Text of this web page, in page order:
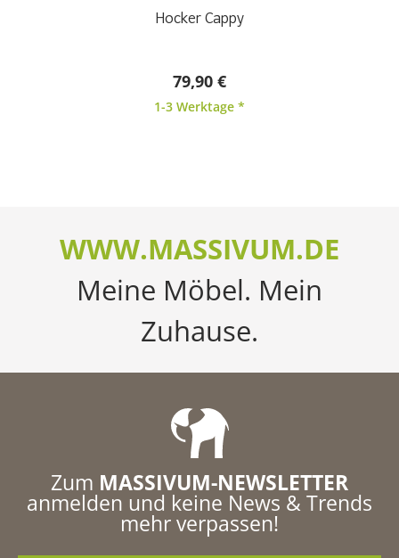
Hocker Cappy
79,90 €
1-3 Werktage *
WWW.MASSIVUM.DE
Meine Möbel. Mein
Zuhause.
Zum MASSIVUM-NEWSLETTER
anmelden und keine News & Trends
mehr verpassen!